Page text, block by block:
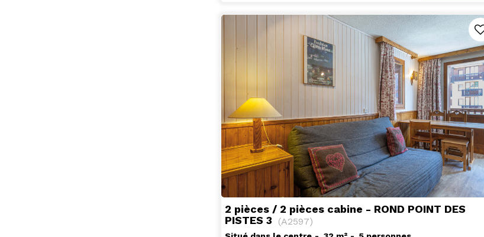
2 pièces / 2 pièces cabine - ROND POINT DES
PISTES 3
(A2597)